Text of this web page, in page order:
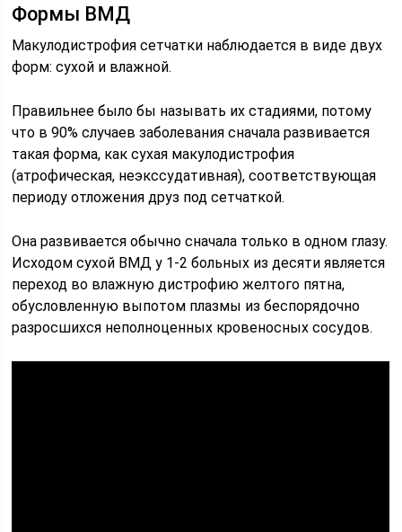
Формы ВМД
Макулодистрофия сетчатки наблюдается в виде двух
форм: сухой и влажной.
Правильнее было бы называть их стадиями, потому
что в 90% случаев заболевания сначала развивается
такая форма, как сухая макулодистрофия
(атрофическая, неэкссудативная), соответствующая
периоду отложения друз под сетчаткой.
Она развивается обычно сначала только в одном глазу.
Исходом сухой ВМД у 1-2 больных из десяти является
переход во влажную дистрофию желтого пятна,
обусловленную выпотом плазмы из беспорядочно
разросшихся неполноценных кровеносных сосудов.